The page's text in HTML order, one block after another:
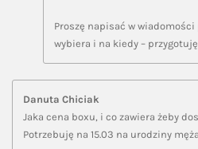
Proszę napisać w
wybiera i na kiedy – przygotuję
Danuta Chiciak
Jaka cena boxu, i co zawiera żeby
Potrzebuję na 15.03 na urodziny męża